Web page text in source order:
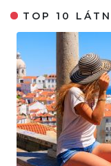
TOP 10